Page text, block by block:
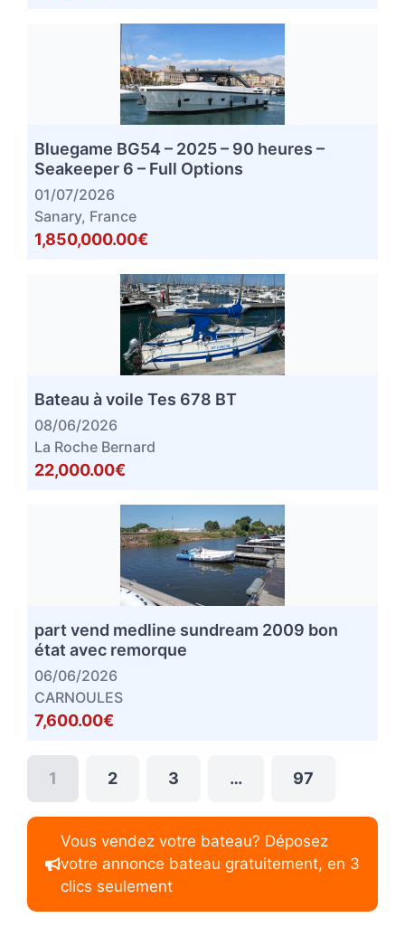
Bluegame BG54 – 2025 – 90 heures –
Seakeeper 6 – Full Options
01/07/2026
Sanary, France
1,850,000.00€
Bateau à voile Tes 678 BT
08/06/2026
La Roche Bernard
22,000.00€
part vend medline sundream 2009 bon
état avec remorque
06/06/2026
CARNOULES
7,600.00€
1 2 3 … 97
Vous vendez votre bateau? Déposez
votre annonce bateau gratuitement, en 3
clics seulement